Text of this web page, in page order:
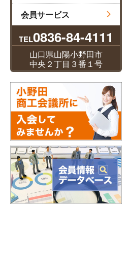
会員サービス
TEL0836-84-4111
山口県山陽小野田市
中央２丁目３番１号